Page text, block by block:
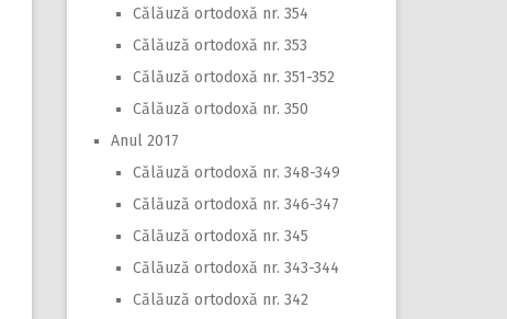
Călăuză ortodoxă nr. 354
Călăuză ortodoxă nr. 353
Călăuză ortodoxă nr. 351-352
Călăuză ortodoxă nr. 350
Anul 2017
Călăuză ortodoxă nr. 348-349
Călăuză ortodoxă nr. 346-347
Călăuză ortodoxă nr. 345
Călăuză ortodoxă nr. 343-344
Călăuză ortodoxă nr. 342